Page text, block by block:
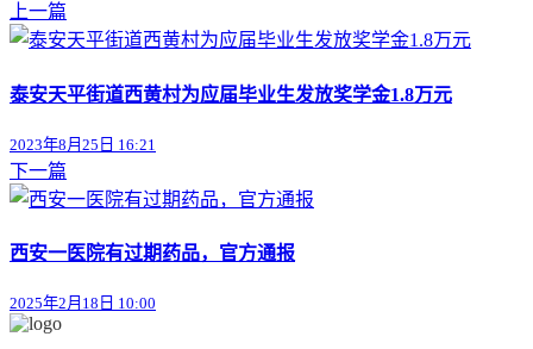
上一篇
泰安天平街道西黄村为应届毕业生发放奖学金1.8万元
2023年8月25日 16:21
下一篇
西安一医院有过期药品，官方通报
2025年2月18日 10:00